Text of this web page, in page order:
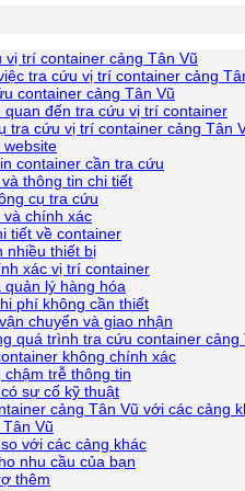
trí container cảng Tân Vũ
tra cứu vị trí container cảng
container cảng Tân Vũ
đến tra cứu vị trí container
tra cứu vị trí container cảng Tân
website
container cần tra cứu
thông tin chi tiết
cụ tra cứu
chính xác
tiết về container
nhiều thiết bị
xác vị trí container
lý hàng hóa
phí không cần thiết
chuyển và giao nhận
quá trình tra cứu container cảng
không chính xác
trễ thông tin
sự cố kỹ thuật
cảng Tân Vũ với các cảng
Vũ
với các cảng khác
nhu cầu của bạn
thêm